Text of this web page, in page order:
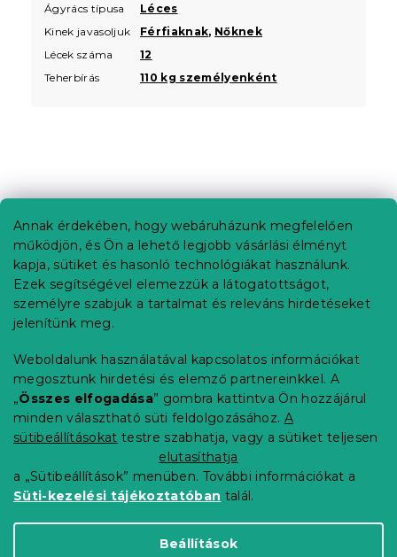
Annak érdekében, hogy webáruházunk megfelelően
működjön, és Ön a lehető legjobb vásárlási élményt
kapja, sütiket és hasonló technológiákat használunk.
Ezek segítségével elemezzük a látogatottságot,
személyre szabjuk a tartalmat és releváns hirdetéseket
jelenítünk meg.
Weboldalunk használatával kapcsolatos információkat
megosztunk hirdetési és elemző partnereinkkel. A
„Összes elfogadása” gombra kattintva Ön hozzájárul
minden választható süti feldolgozásához. A
sütibeállításokat testre szabhatja, vagy a sütiket teljesen
elutasíthatja
a „Sütibeállítások” menüben. További információkat a
Süti-kezelési tájékoztatóban talál.
Beállítások
Ágyrács típusa
Léces
Kinek javasoljuk
Férfiaknak, Nőknek
Lécek száma
12
Teherbírás
110 kg személyenként
á
Információ az Ön számára
Rendelés követése
Szállítási lehetőségek
Fizetési lehetőségek
Reklamáció és áruvisszaküldés
Elérhetőség
Általános szerződési feltételek
Adatvédelmi nyilatkozat
Blog
Partnereinknek